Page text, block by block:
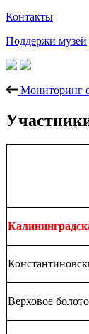
Контакты
Поддержи музей
Мониторинг
Верховое